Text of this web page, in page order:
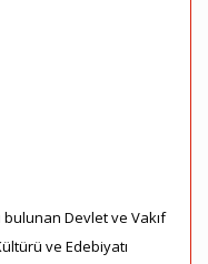
Devlet ve Vakıf
ve Edebiyatı